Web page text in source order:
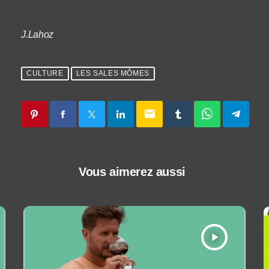
J.Lahoz
CULTURE LES SALES MÔMES
email
Vous aimerez aussi
play_arrow